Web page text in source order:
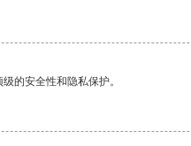
的安全性和隐私保护。